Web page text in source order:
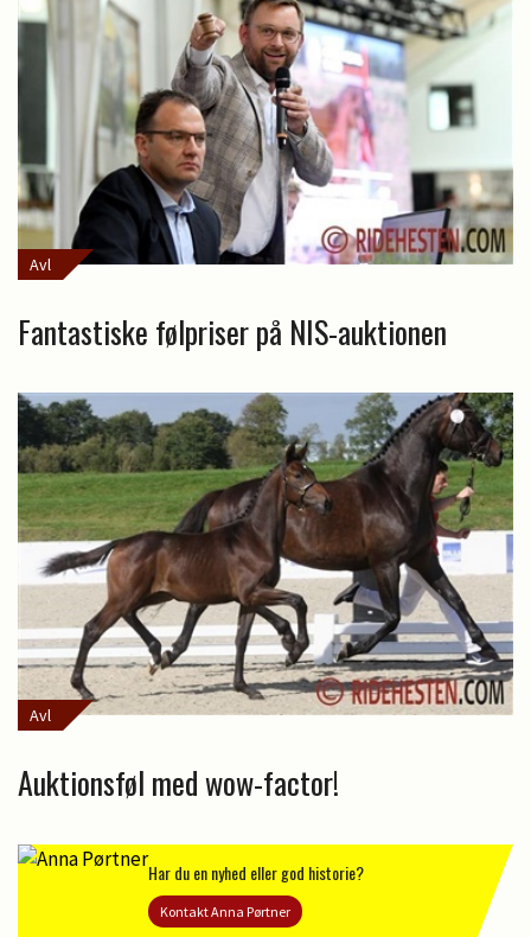
Avl
Fantastiske følpriser på NIS-auktionen
Avl
Auktionsføl med wow-factor!
Har du en nyhed eller god historie?
Kontakt Anna Pørtner